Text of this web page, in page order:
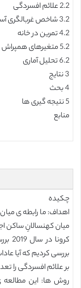
2.2 علائم افسردگی
3.2 شاخص غربالگری آسیب پذیری اجتماعی
4.2 تمرین در خانه
5.2 متغیرهای همپراش
6.2 تحلیل آماری
3 نتایج
4 بحث
5 نتیجه گیری ها
منابع
چکیده
اهداف: ما رابطه ی
میان کهنسالانِ ساکن
بررسی کردیم که آیا
بر علائم افسردگی را
روش ها: این